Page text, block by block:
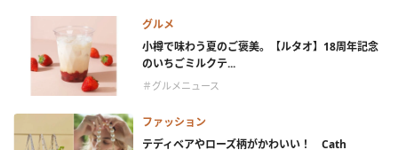
グルメ
小樽で味わう夏のご褒美。【ルタオ】18周年記念
のいちごミルクテ...
＃グルメニュース
ファッション
テディベアやローズ柄がかわいい！ Cath